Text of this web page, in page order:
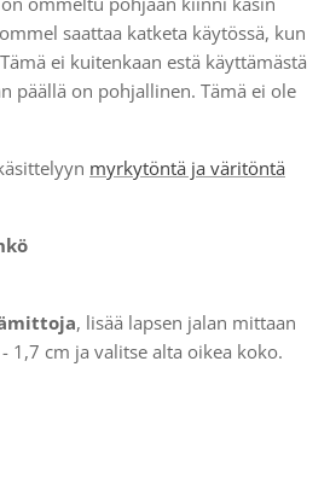
saattaa katketa käytössä, kun
ei kuitenkaan estä käyttämästä
päällä on pohjallinen. Tämä ei ole
myrkytöntä ja väritöntä
, lisää lapsen jalan mittaan
1,7 cm ja valitse alta oikea koko.